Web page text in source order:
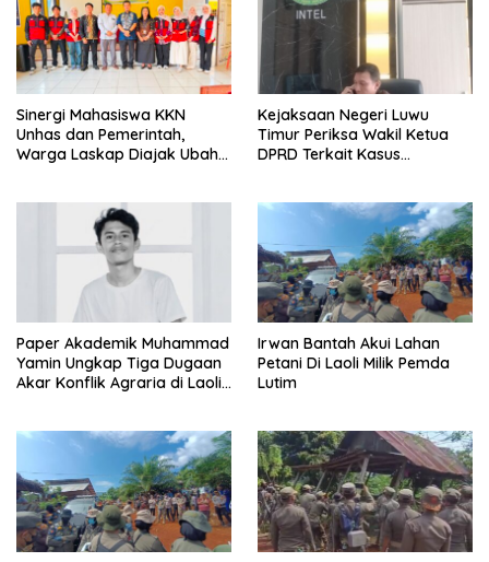
Sinergi Mahasiswa KKN
Unhas dan Pemerintah,
Warga Laskap Diajak Ubah
Kejaksaan Negeri Luwu
Timur Periksa Wakil Ketua
DPRD Terkait Kasus
Paper Akademik Muhammad
Yamin Ungkap Tiga Dugaan
Akar Konflik Agraria di Laoli
Irwan Bantah Akui Lahan
Petani Di Laoli Milik Pemda
Lutim